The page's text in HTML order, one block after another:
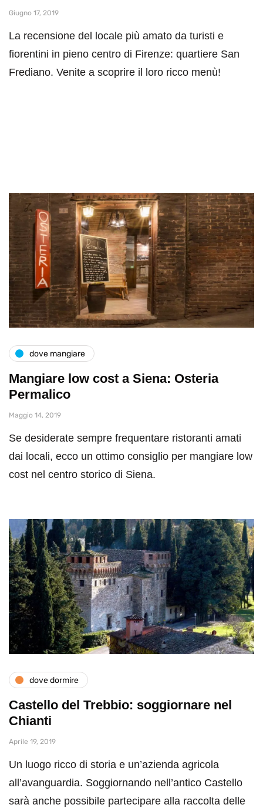
Giugno 17, 2019
La recensione del locale più amato da turisti e
fiorentini in pieno centro di Firenze: quartiere San
Frediano. Venite a scoprire il loro ricco menù!
dove mangiare
Mangiare low cost a Siena: Osteria
Permalico
Maggio 14, 2019
Se desiderate sempre frequentare ristoranti amati
dai locali, ecco un ottimo consiglio per mangiare low
cost nel centro storico di Siena.
dove dormire
Castello del Trebbio: soggiornare nel
Chianti
Aprile 19, 2019
Un luogo ricco di storia e un’azienda agricola
all’avanguardia. Soggiornando nell’antico Castello
sarà anche possibile partecipare alla raccolta delle